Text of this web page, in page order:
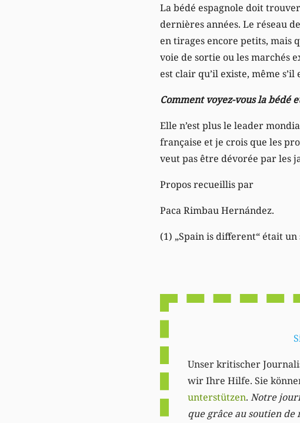
La bédé espagnole doit
dernières années. Le réseau
en tirages encore petits, mais
voie de sortie ou les marchés
est clair qu’il existe, même
Comment voyez-vous la bédé
Elle n’est plus le leader
française et je crois que les
veut pas être dévorée par les
Propos recueillis par
Paca Rimbau Hernández.
(1) „Spain is different“ était
Unser kritischer
wir Ihre Hilfe. Sie
unterstützen. Notre
que grâce au soutien de